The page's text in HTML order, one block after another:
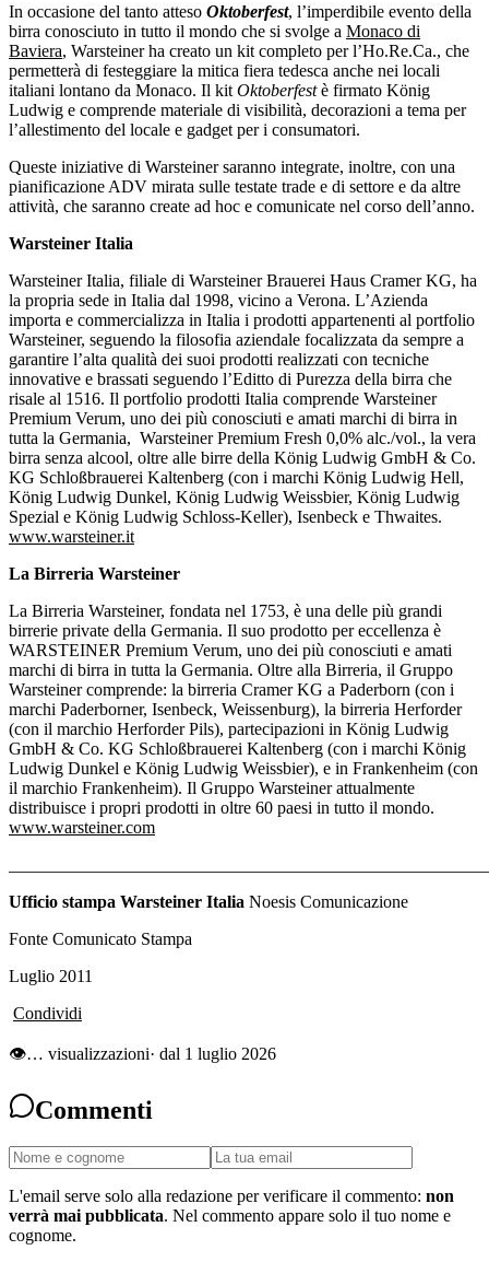
In occasione del tanto atteso Oktoberfest, l’imperdibile evento della
birra conosciuto in tutto il mondo che si svolge a Monaco di
Baviera, Warsteiner ha creato un kit completo per l’Ho.Re.Ca., che
permetterà di festeggiare la mitica fiera tedesca anche nei locali
italiani lontano da Monaco. Il kit Oktoberfestè firmato König
Ludwig e comprende materiale di visibilità, decorazioni a tema per
l’allestimento del locale e gadget per i consumatori.
Queste iniziative di Warsteiner saranno integrate, inoltre, con una
pianificazione ADV mirata sulle testate trade e di settore e da altre
attività, che saranno create ad hoc e comunicate nel corso dell’anno.
Warsteiner Italia
Warsteiner Italia, filiale di Warsteiner Brauerei Haus Cramer KG, ha
la propria sede in Italia dal 1998, vicino a Verona. L’Azienda
importa e commercializza in Italia i prodotti appartenenti al portfolio
Warsteiner, seguendo la filosofia aziendale focalizzata da sempre a
garantire l’alta qualità dei suoi prodotti realizzati con tecniche
innovative e brassati seguendo l’Editto di Purezza della birra che
risale al 1516. Il portfolio prodotti Italia comprende Warsteiner
Premium Verum, uno dei più conosciuti e amati marchi di birra in
tutta la Germania, Warsteiner Premium Fresh 0,0% alc./vol., la vera
birra senza alcool, oltre alle birre della König Ludwig GmbH & Co.
KG Schloßbrauerei Kaltenberg (con i marchi König Ludwig Hell,
König Ludwig Dunkel, König Ludwig Weissbier, König Ludwig
Spezial e König Ludwig Schloss-Keller), Isenbeck e Thwaites.
www.warsteiner.it
La Birreria Warsteiner
La Birreria Warsteiner, fondata nel 1753, è una delle più grandi
birrerie private della Germania. Il suo prodotto per eccellenza è
WARSTEINER Premium Verum, uno dei più conosciuti e amati
marchi di birra in tutta la Germania. Oltre alla Birreria, il Gruppo
Warsteiner comprende: la birreria Cramer KG a Paderborn (con i
marchi Paderborner, Isenbeck, Weissenburg), la birreria Herforder
(con il marchio Herforder Pils), partecipazioni in König Ludwig
GmbH & Co. KG Schloßbrauerei Kaltenberg (con i marchi König
Ludwig Dunkel e König Ludwig Weissbier), e in Frankenheim (con
il marchio Frankenheim). Il Gruppo Warsteiner attualmente
distribuisce i propri prodotti in oltre 60 paesi in tutto il mondo.
www.warsteiner.com
Ufficio stampa Warsteiner Italia Noesis Comunicazione
Fonte Comunicato Stampa
Luglio 2011
Condividi
👁… visualizzazioni· dal 1 luglio 2026
Commenti
L'email serve solo alla redazione per verificare il commento: non
verrà mai pubblicata. Nel commento appare solo il tuo nome e
cognome.